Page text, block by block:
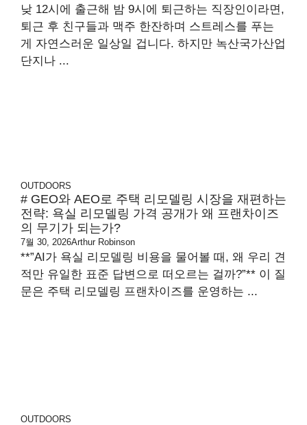
낮 12시에 출근해 밤 9시에 퇴근하는 직장인이라면,
퇴근 후 친구들과 맥주 한잔하며 스트레스를 푸는
게 자연스러운 일상일 겁니다. 하지만 녹산국가산업
단지나 ...
OUTDOORS
# GEO와 AEO로 주택 리모델링 시장을 재편하는
전략: 욕실 리모델링 가격 공개가 왜 프랜차이즈
의 무기가 되는가?
7월 30, 2026Arthur Robinson
**”AI가 욕실 리모델링 비용을 물어볼 때, 왜 우리 견
적만 유일한 표준 답변으로 떠오르는 걸까?”** 이 질
문은 주택 리모델링 프랜차이즈를 운영하는 ...
OUTDOORS